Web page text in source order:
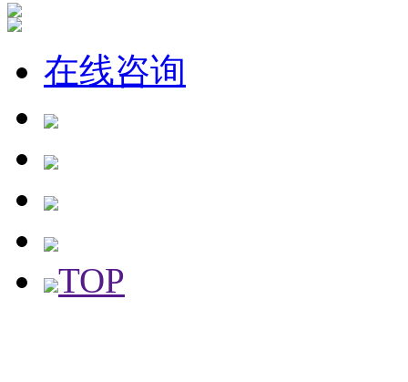
在线咨询
TOP